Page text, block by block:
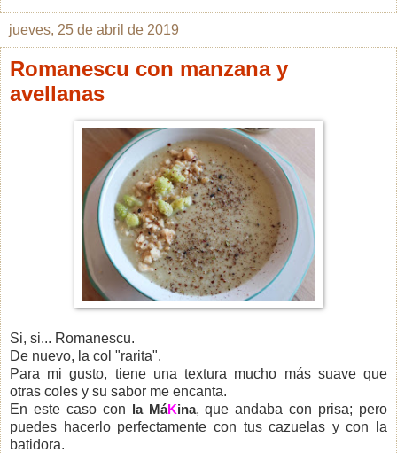
jueves, 25 de abril de 2019
Romanescu con manzana y
avellanas
Si, si... Romanescu.
De nuevo, la col "rarita".
Para mi gusto, tiene una textura mucho más suave que
otras coles y su sabor me encanta.
En este caso con la MáKina, que andaba con prisa; pero
puedes hacerlo perfectamente con tus cazuelas y con la
batidora.